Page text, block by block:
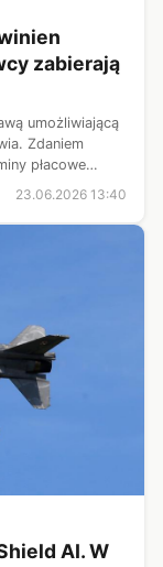
zabierają
umożliwiającą
Zdaniem
płacowe
23.06.2026 13:40
AI. W